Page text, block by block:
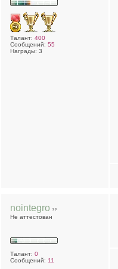
Талант: 400
Сообщений: 55
Награды: 3
nointegro
Не аттестован
Талант: 0
Сообщений: 11